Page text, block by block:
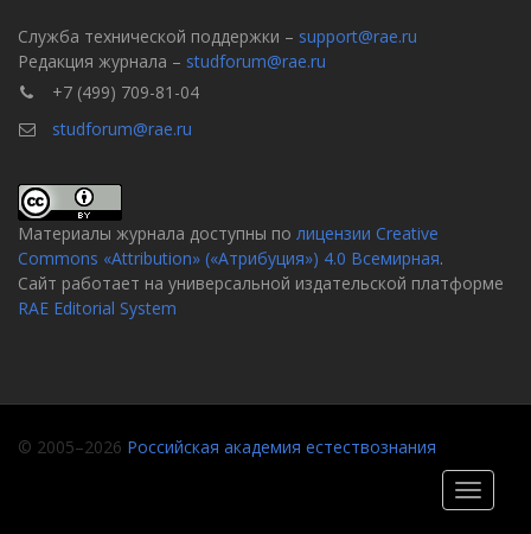
Служба технической поддержки – support@rae.ru
Редакция журнала – studforum@rae.ru
+7 (499) 709-81-04
studforum@rae.ru
Материалы журнала доступны по лицензии Creative
Commons «Attribution» («Атрибуция») 4.0 Всемирная.
Сайт работает на универсальной издательской платформе
RAE Editorial System
© 2005–2026 Российская академия естествознания
Toggle